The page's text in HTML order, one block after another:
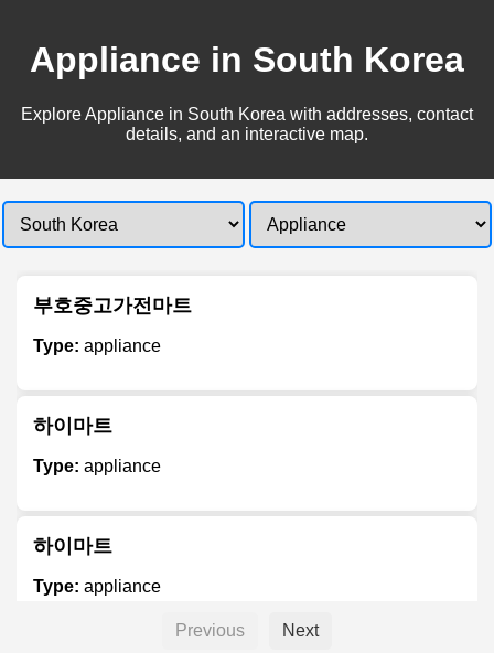
Appliance in South Korea
Explore Appliance in South Korea with addresses, contact
details, and an interactive map.
부호중고가전마트
Type: appliance
하이마트
Type: appliance
하이마트
Type: appliance
Previous Next